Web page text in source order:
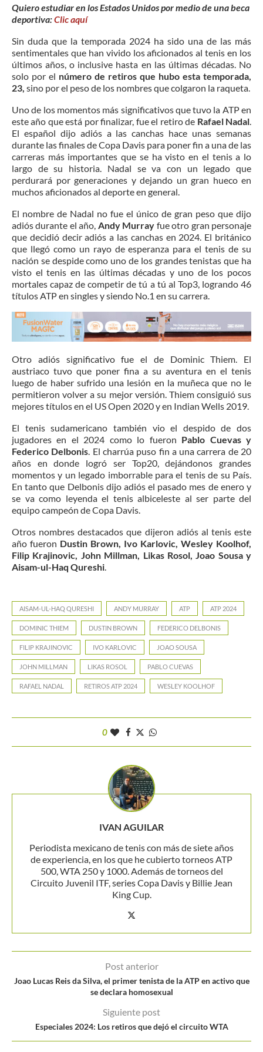
Quiero estudiar en los Estados Unidos por medio de una beca
deportiva:Clic aquí
Sin duda que la temporada 2024 ha sido una de las más
sentimentales que han vivido los aficionados al tenis en los
últimos años, o inclusive hasta en las últimas décadas. No
solo por el número de retiros que hubo esta temporada,
23, sino por el peso de los nombres que colgaron la raqueta.
Uno de los momentos más significativos que tuvo la ATP en
este año que está por finalizar, fue el retiro de Rafael Nadal
El español dijo adiós a las canchas hace unas semanas
durante las finales de Copa Davis para poner fin a una de las
carreras más importantes que se ha visto en el tenis a lo
largo de su historia. Nadal se va con un legado que
perdurará por generaciones y dejando un gran hueco en
muchos aficionados al deporte en general.
El nombre de Nadal no fue el único de gran peso que dijo
adiós durante el año, Andy Murray fue otro gran personaje
que decidió decir adiós a las canchas en 2024. El británico
que llegó como un rayo de esperanza para el tenis de su
nación se despide como uno de los grandes tenistas que ha
visto el tenis en las últimas décadas y uno de los pocos
mortales capaz de competir de tú a tú al Top3, logrando 46
títulos ATP en singles y siendo No.1 en su carrera.
Otro adiós significativo fue el de Dominic Thiem. El
austriaco tuvo que poner fina a su aventura en el tenis
luego de haber sufrido una lesión en la muñeca que no le
permitieron volver a su mejor versión. Thiem consiguió sus
mejores títulos en el US Open 2020 y en Indian Wells 2019.
El tenis sudamericano también vio el despido de dos
jugadores en el 2024 como lo fueron Pablo Cuevas y
Federico Delbonis . El charrúa puso fin a una carrera de 20
años en donde logró ser Top20, dejándonos grandes
momentos y un legado imborrable para el tenis de su País.
En tanto que Delbonis dijo adiós el pasado mes de enero y
se va como leyenda el tenis albiceleste al ser parte del
equipo campeón de Copa Davis.
Otros nombres destacados que dijeron adiós al tenis este
año fueron Dustin Brown, Ivo Karlovic, Wesley Koolhof,
Filip Krajinovic, John Millman, Likas Rosol, Joao Sousa y
Aisam-ul-Haq Qureshi
AISAM-UL-HAQ QURESHI ANDY MURRAY ATP ATP 2024
DOMINIC THIEM DUSTIN BROWN FEDERICO DELBONIS
FILIP KRAJINOVIC IVO KARLOVIC JOAO SOUSA
JOHN MILLMAN LIKAS ROSOL PABLO CUEVAS
RAFAEL NADAL RETIROS ATP 2024 WESLEY KOOLHOF
0
IVAN AGUILAR
Periodista mexicano de tenis con más de siete años
de experiencia, en los que he cubierto torneos ATP
500, WTA 250 y 1000. Además de torneos del
Circuito Juvenil ITF, series Copa Davis y Billie Jean
King Cup.
Post anterior
Joao Lucas Reis da Silva, el primer tenista de la ATP en activo que
se declara homosexual
Siguiente post
Especiales 2024: Los retiros que dejó el circuito WTA